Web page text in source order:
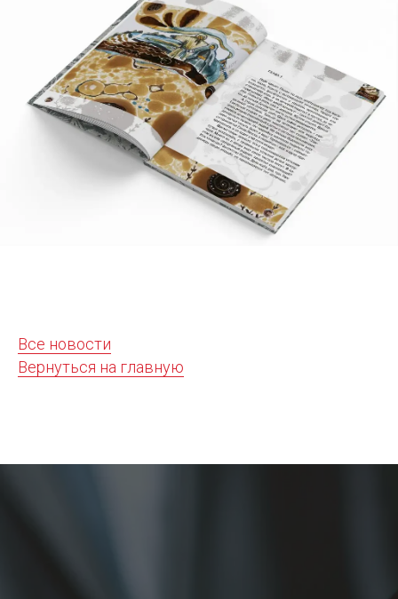
Все новости
Вернуться на главную